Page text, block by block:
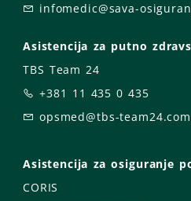
infomedic@sava-
Asistencija za putno
TBS Team 24
+381 11 435 0 435
opsmed@tbs-team24.com
Asistencija za osiguranje
CORIS